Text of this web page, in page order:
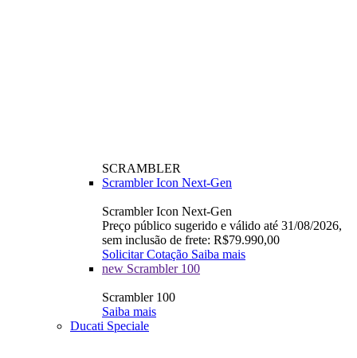
SCRAMBLER
Scrambler Icon Next-Gen
Scrambler Icon Next-Gen
Preço público sugerido e válido até 31/08/2026,
sem inclusão de frete: R$79.990,00
Solicitar Cotação Saiba mais
new Scrambler 100
Scrambler 100
Saiba mais
Ducati Speciale